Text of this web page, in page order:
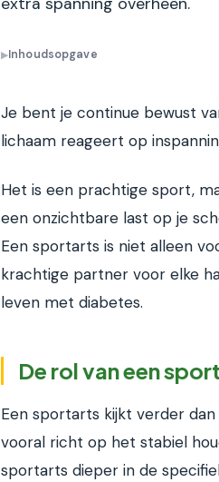
▶Inhoudsopgave
Je bent je continue bewust
lichaam reageert op
Het is een prachtige sport,
een onzichtbare last op je
Een sportarts is niet alleen
krachtige partner voor elke
leven met diabetes.
De rol van een
Een sportarts kijkt verder
vooral richt op het stabiel
sportarts dieper in de